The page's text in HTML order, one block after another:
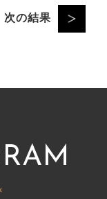
次の結果